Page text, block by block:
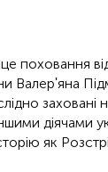
поховання
Валер'яна
заховані
діячами
як